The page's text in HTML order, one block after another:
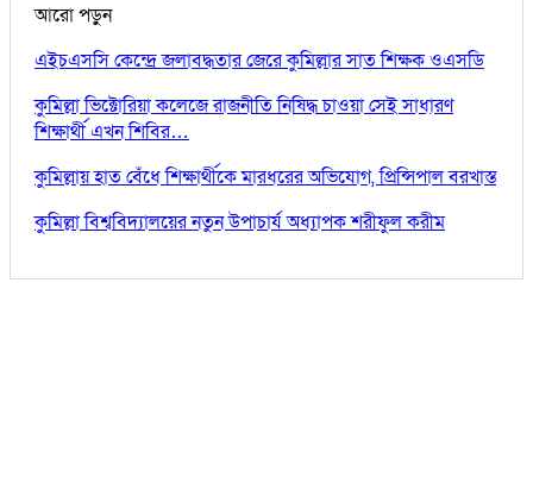
আরো পড়ুন
এইচএসসি কেন্দ্রে জলাবদ্ধতার জেরে কুমিল্লার সাত শিক্ষক ওএসডি
কুমিল্লা ভিক্টোরিয়া কলেজে রাজনীতি নিষিদ্ধ চাওয়া সেই সাধারণ
শিক্ষার্থী এখন শিবির…
কুমিল্লায় হাত বেঁধে শিক্ষার্থীকে মারধরের অভিযোগ, প্রিন্সিপাল বরখাস্ত
কুমিল্লা বিশ্ববিদ্যালয়ের নতুন উপাচার্য অধ্যাপক শরীফুল করীম